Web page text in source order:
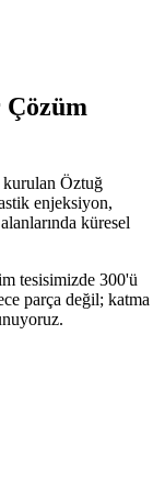
Çözüm
kurulan Öztuğ
enjeksiyon,
küresel
tesisimizde 300'ü
parça değil; katma